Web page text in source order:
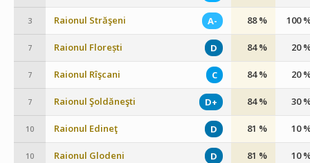
3 Raionul Străşeni A- 88 % 100
7 Raionul Florești D 84 % 20
7 Raionul Rîşcani C 84 % 20
7 Raionul Şoldăneşti D+ 84 % 30
10 Raionul Edineţ D 81 % 10
10 Raionul Glodeni D 81 % 10